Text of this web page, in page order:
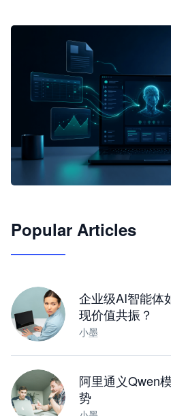
JimoClaw 桌面 AI Agent
Popular Articles
企业级AI智能体
现价值共振？
小墨
阿里通义Qwen
势